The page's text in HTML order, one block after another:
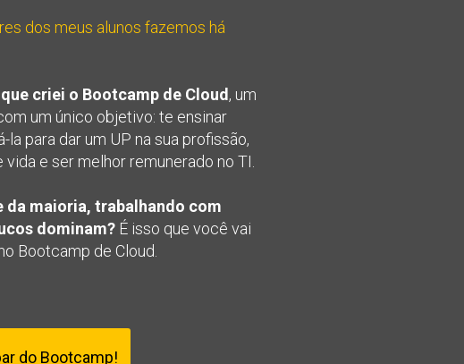
dos meus alunos fazemos há
criei o Bootcamp de Cloud, um
um único objetivo: te ensinar
la para dar um UP na sua profissão,
e ser melhor remunerado no TI.
da maioria, trabalhando com
dominam? É isso que você vai
Bootcamp de Cloud.
do Bootcamp!